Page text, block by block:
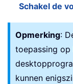
Schakel de
Opmerking:
toepassing
kunnen